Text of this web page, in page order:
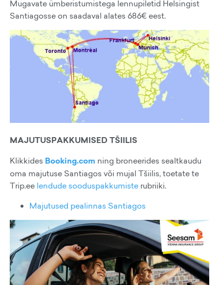
Mugavate ümberistumistega lennupiletid Helsingist
Santiagosse on saadaval alates 686€ eest.
MAJUTUSPAKKUMISED TŠIILIS
Klikkides Booking.com ning broneerides sealtkaudu
oma majutuse Santiagos või mujal Tšiilis, toetate te
Trip.ee lendude sooduspakkumiste rubriiki.
Majutused pealinnas Santiagos